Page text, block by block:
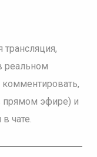
трансляция,
реальном
комментировать,
прямом эфире) и
чате.